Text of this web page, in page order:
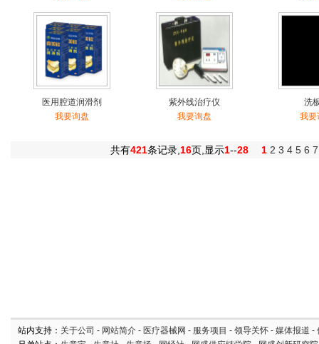
医用腔道润滑剂
我要询盘
紫外线治疗仪
我要询盘
洗
我要
共有421条记录, 16页,显示1--28 1 2 3 4 5 6 7
站内支持： 关于公司 - 网站简介 - 医疗器械网 - 服务项目 - 领导关怀 - 媒体报道 -